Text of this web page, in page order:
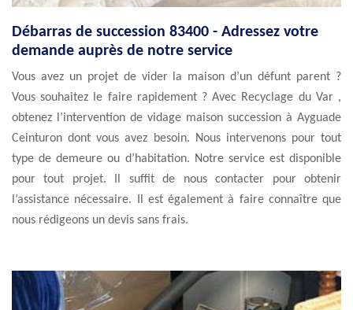
Débarras de succession 83400 - Adressez votre
demande auprès de notre service
Vous avez un projet de vider la maison d’un défunt parent ?
Vous souhaitez le faire rapidement ? Avec Recyclage du Var ,
obtenez l’intervention de vidage maison succession à Ayguade
Ceinturon dont vous avez besoin. Nous intervenons pour tout
type de demeure ou d’habitation. Notre service est disponible
pour tout projet. Il suffit de nous contacter pour obtenir
l’assistance nécessaire. Il est également à faire connaître que
nous rédigeons un devis sans frais.